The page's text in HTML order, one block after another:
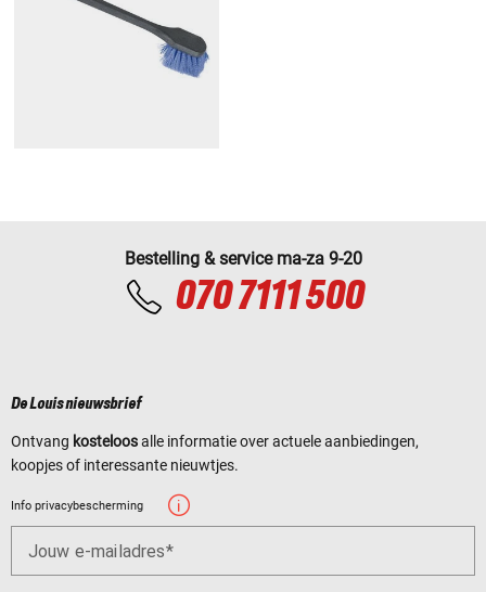
Bestelling & service ma-za 9-20
070 7111 500
De Louis nieuwsbrief
Ontvang kosteloosalle informatie over actuele aanbiedingen,
koopjes of interessante nieuwtjes.
Info privacybescherming
Jouw e-mailadres